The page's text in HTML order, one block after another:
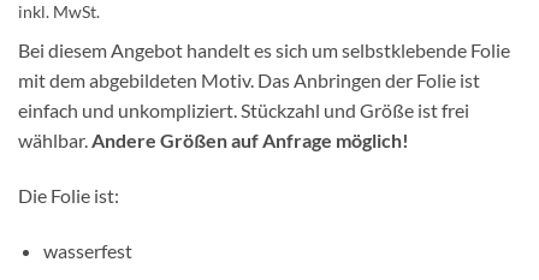
inkl. MwSt.
Bei diesem Angebot handelt es sich um selbstklebende Folie
mit dem abgebildeten Motiv. Das Anbringen der Folie ist
einfach und unkompliziert. Stückzahl und Größe ist frei
wählbar.Andere Größen auf Anfrage möglich!
Die Folie ist:
wasserfest